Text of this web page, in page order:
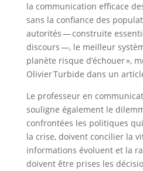
la communication efficace
sans la confiance des
autorités — construite
discours —, le meilleur
planète risque d’échouer »,
Olivier Turbide dans un
Le professeur en
souligne également le
confrontées les politiques
la crise, doivent concilier la
informations évoluent et la
doivent être prises les